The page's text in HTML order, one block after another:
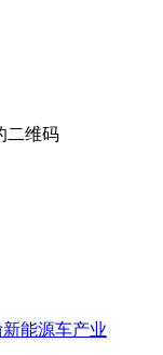
二维码
能源车产业